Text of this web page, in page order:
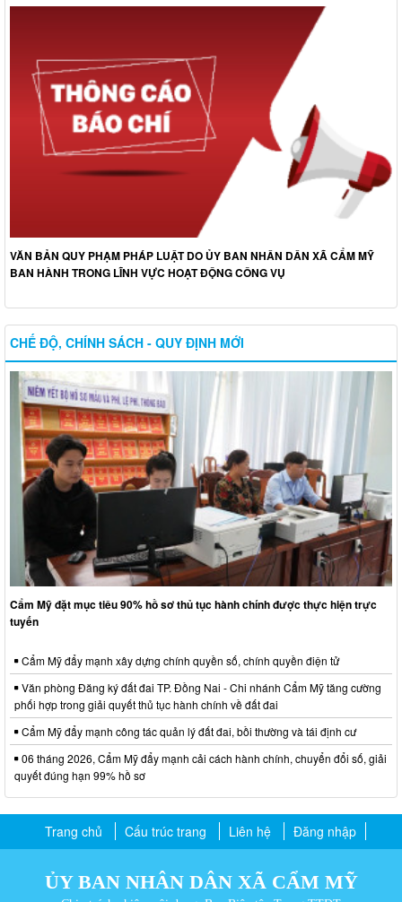
VĂN BẢN QUY PHẠM PHÁP LUẬT DO ỦY BAN NHÂN DÂN XÃ CẨM MỸ
BAN HÀNH TRONG LĨNH VỰC HOẠT ĐỘNG CÔNG VỤ
CHẾ ĐỘ, CHÍNH SÁCH - QUY ĐỊNH MỚI
Cẩm Mỹ đặt mục tiêu 90% hồ sơ thủ tục hành chính được thực hiện trực
tuyến
Cẩm Mỹ đẩy mạnh xây dựng chính quyền số, chính quyền điện tử
Văn phòng Đăng ký đất đai TP. Đồng Nai - Chi nhánh Cẩm Mỹ tăng cường
phối hợp trong giải quyết thủ tục hành chính về đất đai
Cẩm Mỹ đẩy mạnh công tác quản lý đất đai, bồi thường và tái định cư
06 tháng 2026, Cẩm Mỹ đẩy mạnh cải cách hành chính, chuyển đổi số, giải
quyết đúng hạn 99% hồ sơ
Trang chủ Cấu trúc trang Liên hệ Đăng nhập
ỦY BAN NHÂN DÂN XÃ CẨM MỸ